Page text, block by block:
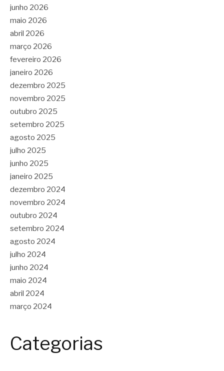
junho 2026
maio 2026
abril 2026
março 2026
fevereiro 2026
janeiro 2026
dezembro 2025
novembro 2025
outubro 2025
setembro 2025
agosto 2025
julho 2025
junho 2025
janeiro 2025
dezembro 2024
novembro 2024
outubro 2024
setembro 2024
agosto 2024
julho 2024
junho 2024
maio 2024
abril 2024
março 2024
Categorias